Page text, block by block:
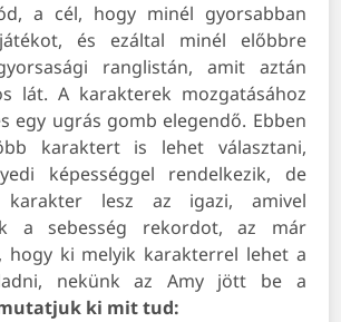
a cél, hogy minél gyorsabban
és ezáltal minél előbbre
ranglistán, amit aztán
lát. A karakterek mozgatásához
egy ugrás gomb elegendő. Ebben
karaktert is lehet választani,
képességgel rendelkezik, de
karakter lesz az igazi, amivel
a sebesség rekordot, az már
hogy ki melyik karakterrel lehet a
nekünk az Amy jött be a
ki mit tud: